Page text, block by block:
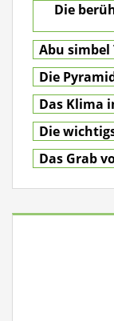
Die
Abu simbel
Die
Das Klima
Die
Das Grab